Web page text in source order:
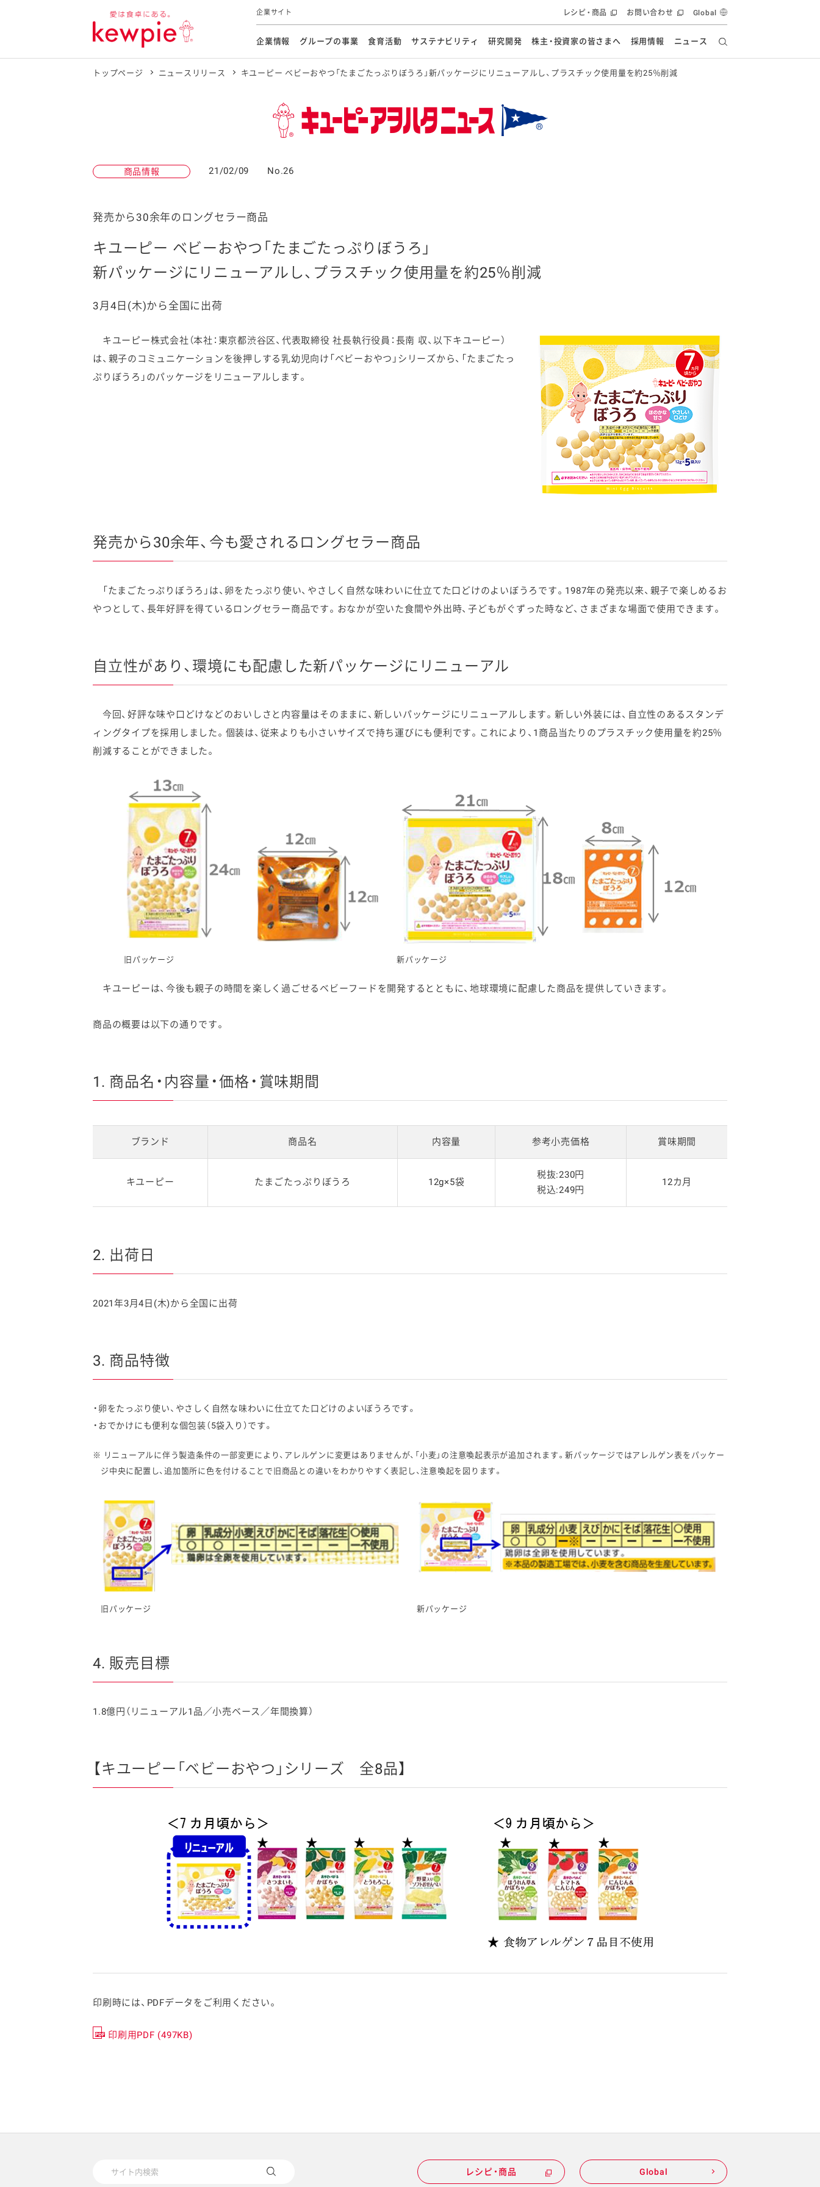
企業サイト
企業情報
基本方針 キユーピーの約束 会社概要
グループの事業
業務用 海外 フルーツ ソリューション
食育活動
食育活動方針 食育活動の歩み マヨネーズ教室
食をテーマにした講演会 オープンキッチン（工場見学） マヨテラス（見学施設）
サステナビリティ
トップメッセージ サステナビリティマネジメント 資源の有効活用・循環
持続可能な調達 人権の尊重 ガバナンス
品質と安全・安心 開示方針
イニシアチブ・加盟団体
サステナビリティ活動
研究開発
研究開発ビジョン 研究開発体制 食創造研究
株主・投資家の皆さまへ
個人投資家の皆さまへ 経営情報 業績・財務
IRよくあるご質問 ディスクロージャーポリシー 電子公告
免責事項
採用情報 ニュース
レシピ・商品
お客様相談室 業務用商品
ファインケミカル
お問い合わせ Global
商品情報 21/02/09 No.26
発売から30余年のロングセラー商品
キユーピー ベビーおやつ「たまごたっぷりぼうろ」
新パッケージにリニューアルし、プラスチック使用量を約25％削減
3月4日(木)から全国に出荷
キユーピー株式会社（本社：東京都渋谷区、代表取締役 社長執行役員：長南 収、以下キユーピー）
は、親子のコミュニケーションを後押しする乳幼児向け「ベビーおやつ」シリーズから、「たまごたっ
ぷりぼうろ」のパッケージをリニューアルします。
発売から30余年、今も愛されるロングセラー商品
「たまごたっぷりぼうろ」は、卵をたっぷり使い、やさしく自然な味わいに仕立てた口どけのよいぼうろです。1987年の発売以来、親子で楽しめるお
やつとして、長年好評を得ているロングセラー商品です。おなかが空いた食間や外出時、子どもがぐずった時など、さまざまな場面で使用できます。
自立性があり、環境にも配慮した新パッケージにリニューアル
今回、好評な味や口どけなどのおいしさと内容量はそのままに、新しいパッケージにリニューアルします。新しい外装には、自立性のあるスタンデ
ィングタイプを採用しました。個装は、従来よりも小さいサイズで持ち運びにも便利です。これにより、1商品当たりのプラスチック使用量を約25％
削減することができました。
旧パッケージ 新パッケージ
キユーピーは、今後も親子の時間を楽しく過ごせるベビーフードを開発するとともに、地球環境に配慮した商品を提供していきます。
商品の概要は以下の通りです。
1. 商品名・内容量・価格・賞味期間
ブランド 商品名 内容量 参考小売価格 賞味期間
キユーピー たまごたっぷりぼうろ 12g×5袋
税抜:230円
税込:249円
12カ月
2. 出荷日
2021年3月4日(木)から全国に出荷
3. 商品特徴
卵をたっぷり使い、やさしく自然な味わいに仕立てた口どけのよいぼうろです。
おでかけにも便利な個包装（5袋入り）です。
※ リニューアルに伴う製造条件の一部変更により、アレルゲンに変更はありませんが、「小麦」の注意喚起表示が追加されます。新パッケージではアレルゲン表をパッケー
ジ中央に配置し、追加箇所に色を付けることで旧商品との違いをわかりやすく表記し、注意喚起を図ります。
旧パッケージ 新パッケージ
4. 販売目標
1.8億円（リニューアル1品／小売ベース／年間換算）
【キユーピー「ベビーおやつ」シリーズ 全8品】
印刷時には、PDFデータをご利用ください。
印刷用PDF (497KB)
トップページ ニュースリリース キユーピー ベビーおやつ「たまごたっぷりぼうろ」新パッケージにリニューアルし、プラスチック使用量を約25％削減
レシピ・商品 Global